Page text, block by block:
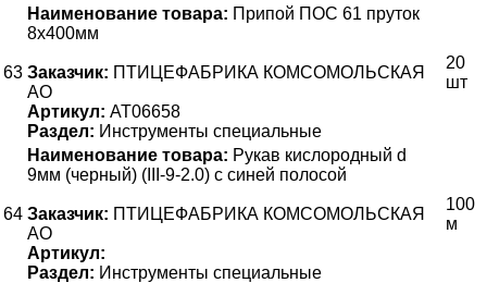
63
Наименование товара: Припой ПОС 61 пруток
8х400мм
Заказчик: ПТИЦЕФАБРИКА КОМСОМОЛЬСКАЯ
АО
Артикул: АТ06658
Раздел: Инструменты специальные
20
шт
64
Наименование товара: Рукав кислородный d
9мм (черный) (III-9-2.0) с синей полосой
Заказчик: ПТИЦЕФАБРИКА КОМСОМОЛЬСКАЯ
АО
Артикул:
Раздел: Инструменты специальные
100
м